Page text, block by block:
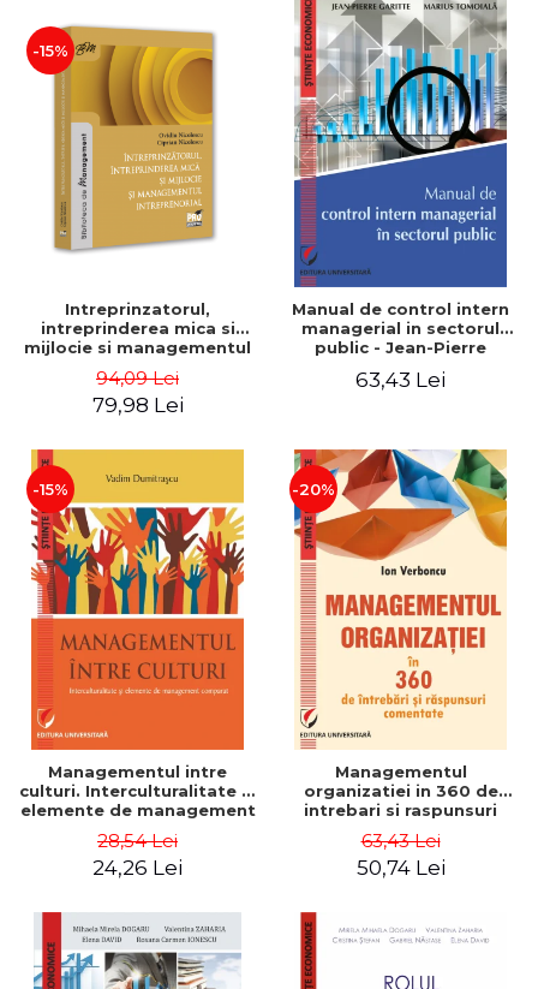
-15%
Intreprinzatorul,
intreprinderea mica si
mijlocie si managementul
Nicolescu, Ciprian
Nicolescu
94,09 Lei
79,98 Lei
Manual de control intern
managerial in sectorul
public - Jean-Pierre
63,43 Lei
-15%
Managementul intre
culturi. Interculturalitate si
elemente de management
Dumitrascu
28,54 Lei
24,26 Lei
-20%
Managementul
organizatiei in 360 de
intrebari si raspunsuri
63,43 Lei
50,74 Lei